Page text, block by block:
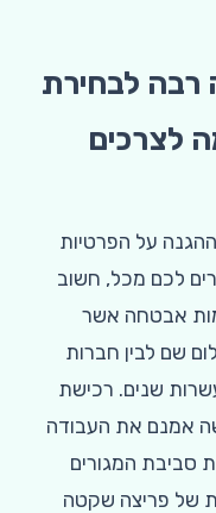
רבה לבחירת
לצרכים
על הפרטיות
לכם מכל, חשוב
אבטחה אשר
שם לבין חברות
שנים. רכישת
אמנם את העבודה
סביבת המגורים
של פריצה שקטה